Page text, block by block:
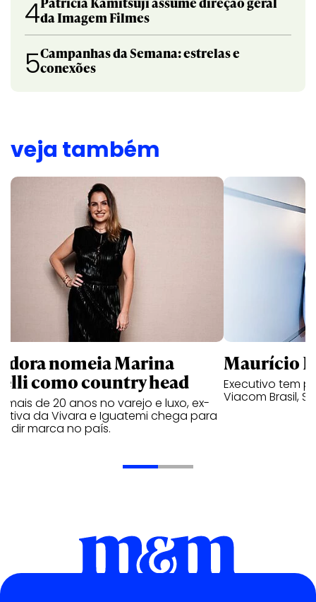
4da Imagem Filmes
5Campanhas da Semana: estrelas e
conexões
veja também
nomeia Marina
como country head
mais de 20 anos no varejo e luxo, ex-
da Vivara e Iguatemi chega para
marca no país.
Maurício
Executivo tem
Viacom Brasil,